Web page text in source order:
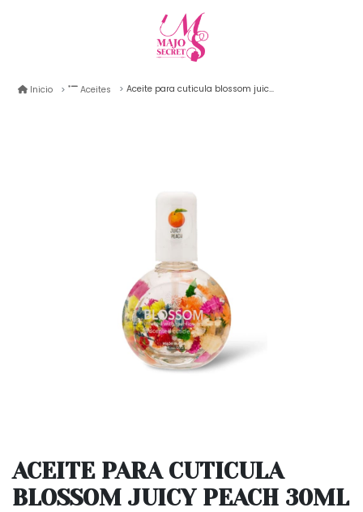
Inicio Aceites Aceite para cuticula blossom juicy peach 30ml
ACEITE PARA CUTICULA
BLOSSOM JUICY PEACH 30ML